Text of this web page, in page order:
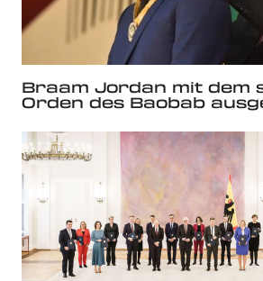
Braam Jordan mit dem
Orden des Baobab